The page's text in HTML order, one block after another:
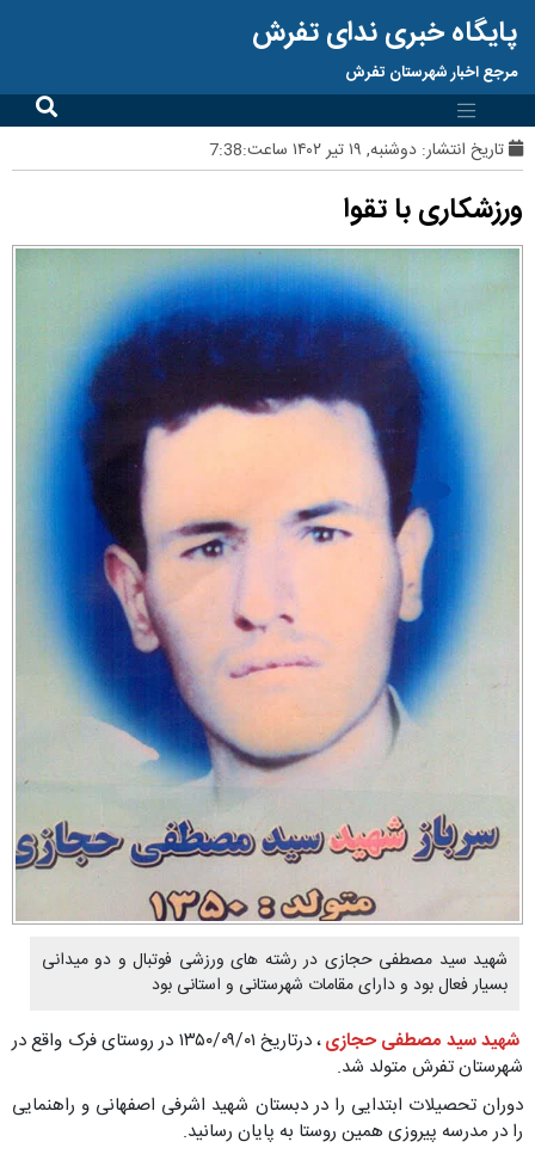
پایگاه خبری ندای تفرش
مرجع اخبار شهرستان تفرش
تاریخ انتشار: دوشنبه, ۱۹ تیر ۱۴۰۲ ساعت:7:38
ورزشکاری با تقوا
شهید سید مصطفی حجازی در رشته های ورزشی فوتبال و دو میدانی
بسیار فعال بود و دارای مقامات شهرستانی و استانی بود
شهید سید مصطفی حجازی
، درتاریخ ۱۳۵۰/۰۹/۰۱ در روستای فرک واقع در
شهرستان تفرش متولد شد.
دوران تحصیلات ابتدایی را در دبستان شهید اشرفی اصفهانی و راهنمایی
را در مدرسه پیروزی همین روستا به پایان رسانید.